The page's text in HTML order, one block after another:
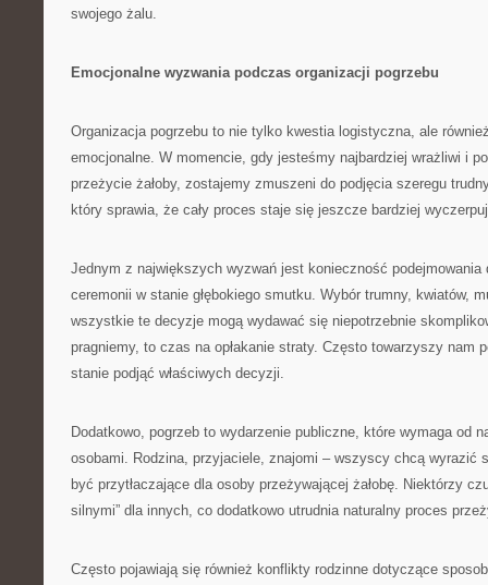
swojego żalu.
Emocjonalne wyzwania podczas organizacji pogrzebu
Organizacja pogrzebu to nie tylko kwestia logistyczna, ale
emocjonalne. W momencie, gdy jesteśmy najbardziej wrażliwi i
przeżycie żałoby, zostajemy zmuszeni do podjęcia szeregu
który sprawia, że cały proces staje się jeszcze bardziej
Jednym z największych wyzwań jest konieczność
ceremonii w stanie głębokiego smutku. Wybór trumny, kwiatów,
wszystkie te decyzje mogą wydawać się niepotrzebnie
pragniemy, to czas na opłakanie straty. Często towarzyszy nam
stanie podjąć właściwych decyzji.
Dodatkowo, pogrzeb to wydarzenie publiczne, które wymaga od
osobami. Rodzina, przyjaciele, znajomi – wszyscy chcą wyrazić
być przytłaczające dla osoby przeżywającej żałobę. Niektórzy
silnymi” dla innych, co dodatkowo utrudnia naturalny proces
Często pojawiają się również konflikty rodzinne dotyczące